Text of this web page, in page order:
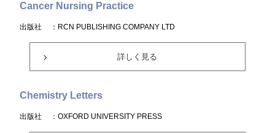
Cancer Nursing Practice
出版社 ：RCN PUBLISHING COMPANY LTD
詳しく見る
Chemistry Letters
出版社 ：OXFORD UNIVERSITY PRESS